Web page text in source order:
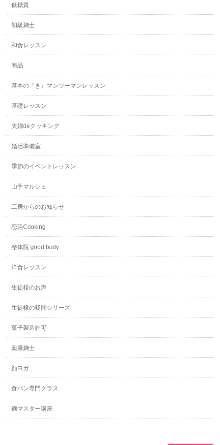
低糖質
初級麹士
和食レッスン
商品
基本の『き』マンツーマンレッスン
基礎レッスン
夫婦deクッキング
婚活準備室
季節のイベントレッスン
山手マルシェ
工房からのお知らせ
恋活Cooking
整体院 good body.
洋食レッスン
生徒様のお声
生徒様の疑問シリーズ
菓子製造許可
薬膳麹士
顔ヨガ
食パン専門クラス
麹マスター講座